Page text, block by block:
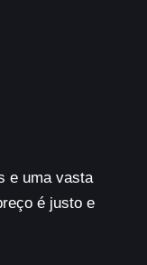
e uma vasta
é justo e